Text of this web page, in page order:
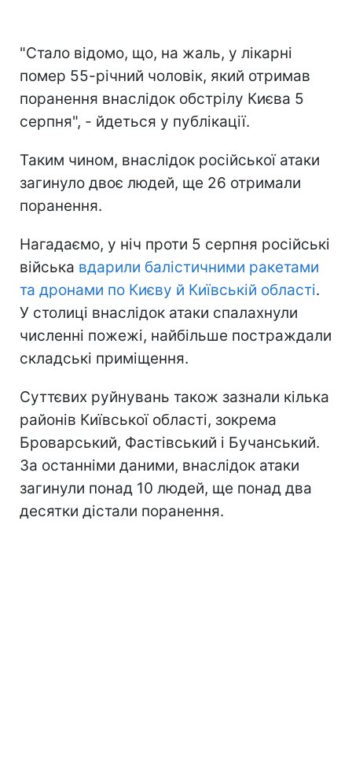
"Стало відомо, що, на жаль, у лікарні
помер 55-річний чоловік, який отримав
поранення внаслідок обстрілу Києва 5
серпня", - йдеться у публікації.
Таким чином, внаслідок російської атаки
загинуло двоє людей, ще 26 отримали
поранення.
Нагадаємо, у ніч проти 5 серпня російські
війська вдарили балістичними ракетами
та дронами по Києву й Київській області.
У столиці внаслідок атаки спалахнули
численні пожежі, найбільше постраждали
складські приміщення.
Суттєвих руйнувань також зазнали кілька
районів Київської області, зокрема
Броварський, Фастівський і Бучанський.
За останніми даними, внаслідок атаки
загинули понад 10 людей, ще понад два
десятки дістали поранення.